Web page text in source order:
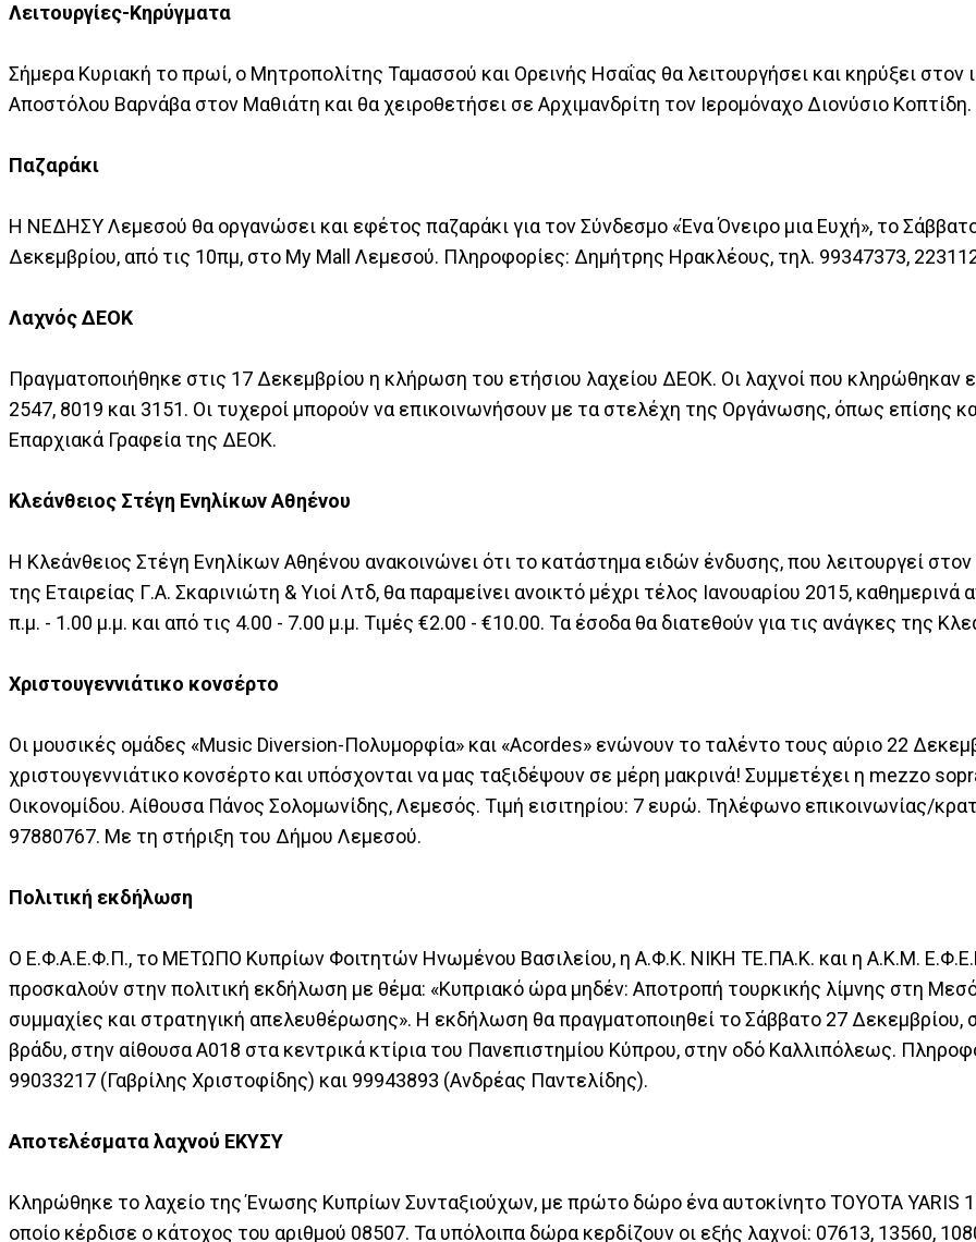
Λειτουργίες-Κηρύγματα
Σήμερα Κυριακή το πρωί, ο Μητροπολίτης Ταμασσού και Ορεινής Ησαΐας θα λειτουργήσει και κηρύξει στον
Αποστόλου Βαρνάβα στον Μαθιάτη και θα χειροθετήσει σε Αρχιμανδρίτη τον Ιερομόναχο Διονύσιο Κοπτίδη.
Παζαράκι
Η ΝΕΔΗΣΥ Λεμεσού θα οργανώσει και εφέτος παζαράκι για τον Σύνδεσμο «Ένα Όνειρο μια Ευχή», το
Δεκεμβρίου, από τις 10πμ, στο My Mall Λεμεσού. Πληροφορίες: Δημήτρης Ηρακλέους, τηλ. 99347373,
Λαχνός ΔΕΟΚ
Πραγματοποιήθηκε στις 17 Δεκεμβρίου η κλήρωση του ετήσιου λαχείου ΔΕΟΚ. Οι λαχνοί που κληρώθηκαν
2547, 8019 και 3151. Οι τυχεροί μπορούν να επικοινωνήσουν με τα στελέχη της Οργάνωσης, όπως επίσης
Επαρχιακά Γραφεία της ΔΕΟΚ.
Κλεάνθειος Στέγη Ενηλίκων Αθηένου
Η Κλεάνθειος Στέγη Ενηλίκων Αθηένου ανακοινώνει ότι το κατάστημα ειδών ένδυσης, που λειτουργεί
της Εταιρείας Γ.Α. Σκαρινιώτη & Υιοί Λτδ, θα παραμείνει ανοικτό μέχρι τέλος Ιανουαρίου 2015, καθημερινά
π.μ. - 1.00 μ.μ. και από τις 4.00 - 7.00 μ.μ. Τιμές €2.00 - €10.00. Τα έσοδα θα διατεθούν για τις ανάγκες της
Χριστουγεννιάτικο κονσέρτο
Οι μουσικές ομάδες «Music Diversion-Πολυμορφία» και «Acordes» ενώνουν το ταλέντο τους αύριο 22
χριστουγεννιάτικο κονσέρτο και υπόσχονται να μας ταξιδέψουν σε μέρη μακρινά! Συμμετέχει η mezzo
Οικονομίδου. Αίθουσα Πάνος Σολομωνίδης, Λεμεσός. Τιμή εισιτηρίου: 7 ευρώ. Τηλέφωνο επικοινωνίας/
97880767. Με τη στήριξη του Δήμου Λεμεσού.
Πολιτική εκδήλωση
Ο Ε.Φ.Α.Ε.Φ.Π., το ΜΕΤΩΠΟ Κυπρίων Φοιτητών Ηνωμένου Βασιλείου, η Α.Φ.Κ. ΝΙΚΗ ΤΕ.ΠΑ.Κ. και η Α.Κ.Μ.
προσκαλούν στην πολιτική εκδήλωση με θέμα: «Κυπριακό ώρα μηδέν: Αποτροπή τουρκικής λίμνης στη
συμμαχίες και στρατηγική απελευθέρωσης». Η εκδήλωση θα πραγματοποιηθεί το Σάββατο 27 Δεκεμβρίου,
βράδυ, στην αίθουσα Α018 στα κεντρικά κτίρια του Πανεπιστημίου Κύπρου, στην οδό Καλλιπόλεως.
99033217 (Γαβρίλης Χριστοφίδης) και 99943893 (Ανδρέας Παντελίδης).
Αποτελέσματα λαχνού ΕΚΥΣΥ
Κληρώθηκε το λαχείο της Ένωσης Κυπρίων Συνταξιούχων, με πρώτο δώρο ένα αυτοκίνητο TOYOTA YARIS
οποίο κέρδισε ο κάτοχος του αριθμού 08507. Τα υπόλοιπα δώρα κερδίζουν οι εξής λαχνοί: 07613, 13560,